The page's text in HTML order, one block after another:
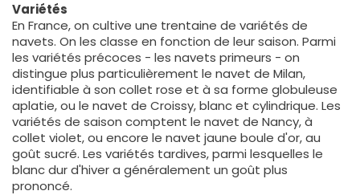
Variétés
En France, on cultive une trentaine de variétés de
navets. On les classe en fonction de leur saison. Parmi
les variétés précoces - les navets primeurs - on
distingue plus particulièrement le navet de Milan,
identifiable à son collet rose et à sa forme globuleuse
aplatie, ou le navet de Croissy, blanc et cylindrique. Les
variétés de saison comptent le navet de Nancy, à
collet violet, ou encore le navet jaune boule d'or, au
goût sucré. Les variétés tardives, parmi lesquelles le
blanc dur d'hiver a généralement un goût plus
prononcé.